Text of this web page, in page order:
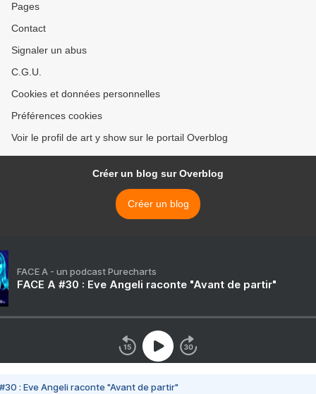
Pages
Contact
Signaler un abus
C.G.U.
Cookies et données personnelles
Préférences cookies
Voir le profil de art y show sur le portail Overblog
Créer un blog sur Overblog
Créer un blog
FACE A - un podcast Purecharts
FACE A #30 : Eve Angeli raconte "Avant de partir"
#30 : Eve Angeli raconte "Avant de partir"